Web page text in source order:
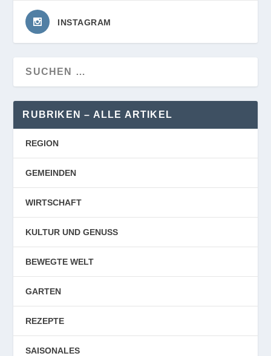
INSTAGRAM
RUBRIKEN – ALLE ARTIKEL
REGION
GEMEINDEN
WIRTSCHAFT
KULTUR UND GENUSS
BEWEGTE WELT
GARTEN
REZEPTE
SAISONALES